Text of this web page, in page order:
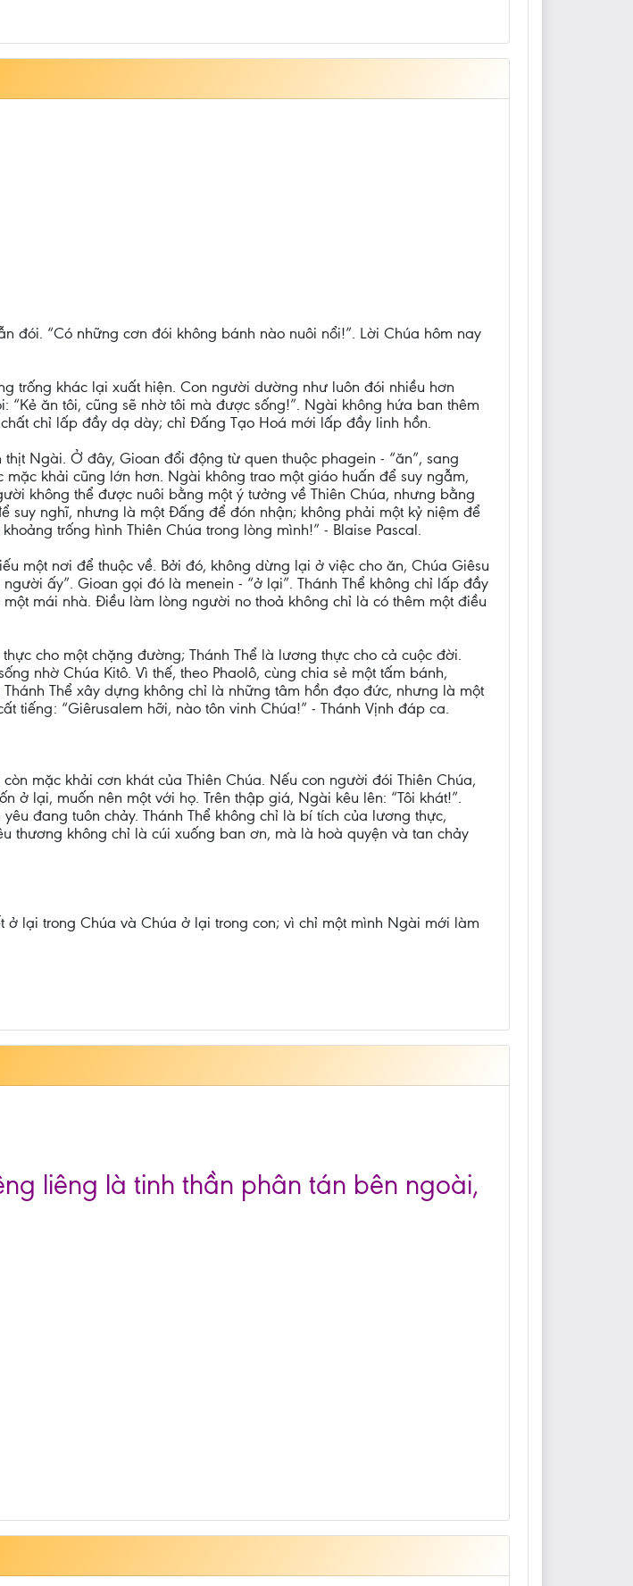
đói. “Có những cơn đói không bánh nào nuôi nổi!”. Lời Chúa hôm nay
trống khác lại xuất hiện. Con người dường như luôn đói nhiều hơn
ăn tôi, cũng sẽ nhờ tôi mà được sống!”. Ngài không hứa ban thêm
chỉ lấp đầy dạ dày; chỉ Đấng Tạo Hoá mới lấp đầy linh hồn.
Ngài. Ở đây, Gioan đổi động từ quen thuộc phagein - “ăn”, sang
khải cũng lớn hơn. Ngài không trao một giáo huấn để suy ngẫm,
không thể được nuôi bằng một ý tưởng về Thiên Chúa, nhưng bằng
suy nghĩ, nhưng là một Đấng để đón nhận; không phải một kỷ niệm để
trống hình Thiên Chúa trong lòng mình!” - Blaise Pascal.
một nơi để thuộc về. Bởi đó, không dừng lại ở việc cho ăn, Chúa Giêsu
ấy”. Gioan gọi đó là menein - “ở lại”. Thánh Thể không chỉ lấp đầy
mái nhà. Điều làm lòng người no thoả không chỉ là có thêm một điều
cho một chặng đường; Thánh Thể là lương thực cho cả cuộc đời.
nhờ Chúa Kitô. Vì thế, theo Phaolô, cùng chia sẻ một tấm bánh,
Thể xây dựng không chỉ là những tâm hồn đạo đức, nhưng là một
tiếng: “Giêrusalem hỡi, nào tôn vinh Chúa!” - Thánh Vịnh đáp ca.
mặc khải cơn khát của Thiên Chúa. Nếu con người đói Thiên Chúa,
ở lại, muốn nên một với họ. Trên thập giá, Ngài kêu lên: “Tôi khát!”.
đang tuôn chảy. Thánh Thể không chỉ là bí tích của lương thực,
thương không chỉ là cúi xuống ban ơn, mà là hoà quyện và tan chảy
lại trong Chúa và Chúa ở lại trong con; vì chỉ một mình Ngài mới làm
liêng là tinh thần phân tán bên ngoài,